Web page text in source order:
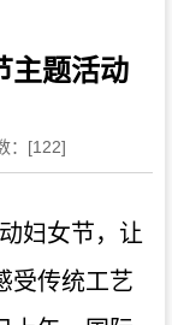
主题活动
：[122]
妇女节，让
受传统工艺